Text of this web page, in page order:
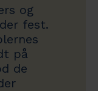
og
fest.
på
de